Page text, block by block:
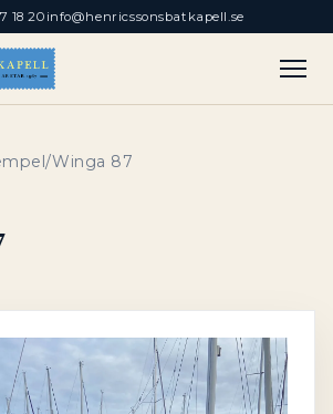
18 20 info@henricssonsbatkapell.se
/Winga 87